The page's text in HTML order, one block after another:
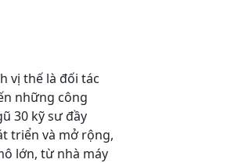
vị thế là đối tác
những công
30 kỹ sư đầy
triển và mở rộng,
lớn, từ nhà máy